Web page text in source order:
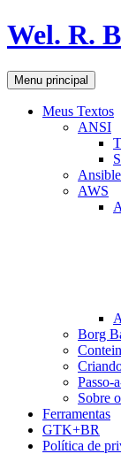
Pular
para
conteúdo
Wel. R.
Pesquisar
Menu principal
Meus Textos
ANSI
Ansible
AWS
Borg
Passo-
Sobre
Ferramentas
GTK+BR
Política de